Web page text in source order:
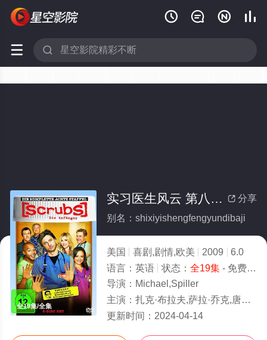
   
 
全19集/全集
 分享
实习医生风云 第八季(全集)
别名：shixiyishengfengyundibaji
美国 喜剧,剧情,欧美 2009
6.0
语言： 英语 状态： 全19集- 免费在线观看
导演： Michael,Spiller
主演： 扎克·布拉夫,萨拉·乔克,唐纳德·法森,尼尔·弗林,肯·詹金斯,约翰·C·麦金雷
更新时间： 2024-04-14